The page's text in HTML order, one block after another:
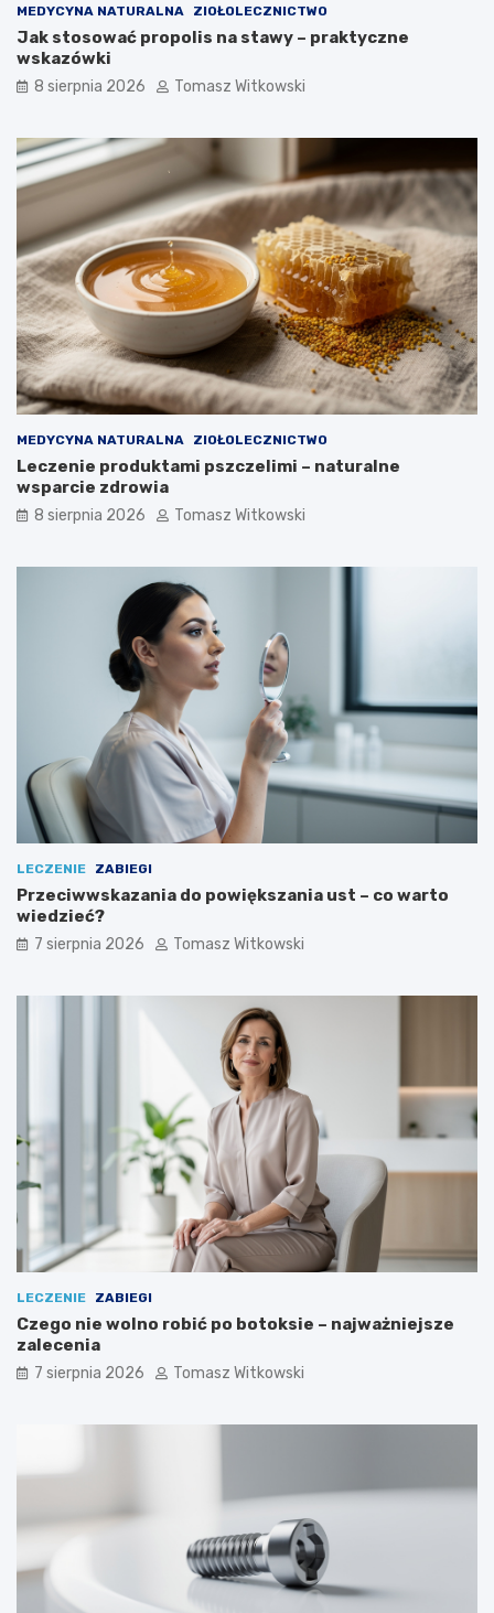
m
:
e
f
t
y
i
k
d
ł
u
g
o
m
o
ż
n
a
j
s
o
w
l
e
c
n
i
u
k
r
z
y
c
y
MEDYCYNA NATURALNA ZIOŁOLECZNICTWO
Jak stosować propolis na stawy – praktyczne
wskazówki
8 sierpnia 2026 Tomasz Witkowski
MEDYCYNA NATURALNA ZIOŁOLECZNICTWO
Leczenie produktami pszczelimi – naturalne
wsparcie zdrowia
8 sierpnia 2026 Tomasz Witkowski
LECZENIE ZABIEGI
Przeciwwskazania do powiększania ust – co warto
wiedzieć?
7 sierpnia 2026 Tomasz Witkowski
LECZENIE ZABIEGI
Czego nie wolno robić po botoksie – najważniejsze
zalecenia
7 sierpnia 2026 Tomasz Witkowski